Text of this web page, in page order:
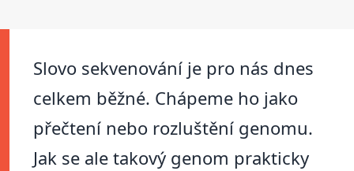
Slovo sekvenování je pro nás dnes
celkem běžné. Chápeme ho jako
přečtení nebo rozluštění genomu.
Jak se ale takový genom prakticky